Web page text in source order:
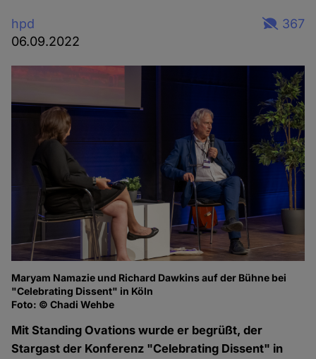
hpd
06.09.2022
367
Maryam Namazie und Richard Dawkins auf der Bühne bei
"Celebrating Dissent" in Köln
Foto: © Chadi Wehbe
Mit Standing Ovations wurde er begrüßt, der
Stargast der Konferenz "Celebrating Dissent" in